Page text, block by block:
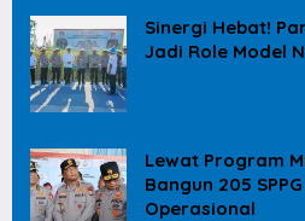
Sinergi Hebat!
Jadi Role Model
Lewat Program
Bangun 205
Operasional